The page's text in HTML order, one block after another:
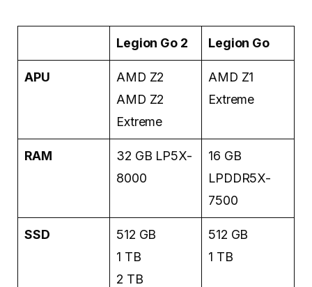
Legion Go 2 Legion Go
APU
AMD Z2
AMD Z2
Extreme
AMD Z1
Extreme
RAM
32 GB LP5X-
8000
16 GB
LPDDR5X-
7500
SSD
512 GB
1 TB
2 TB
512 GB
1 TB